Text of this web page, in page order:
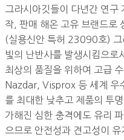
그라시아깃들이 다년간 연구
작, 판매 해온 고유 브랜드로
(실용신안 특허 23090호) 그
빛의 난반사를 발생시킴으로
최상의 품질을 위하여 고급
Nazdar, Visprox 등 세계 우
를 최대한 낮추고 제품의 투
가해진 심한 충격에도 유리
으므로 안전성과 견고성이